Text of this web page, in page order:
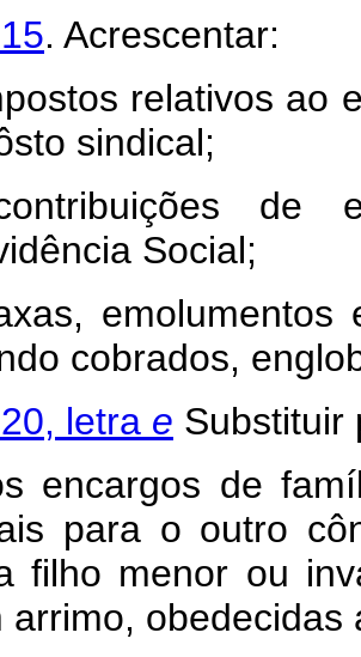
. Acrescentar:
relativos ao
sindical;
de
Social;
emolumentos
cobrados,
letra e Substituir
encargos de
para o outro
filho menor ou
arrimo, obedecidas